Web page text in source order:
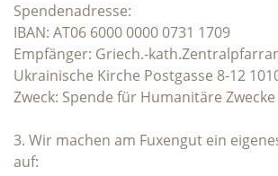
Spendenadresse:
IBAN: AT06 6000 0000 0731 1709
Empfänger: Griech.-
Ukrainische Kirche Postgasse 8-12
Zweck: Spende für Humanitäre
3. Wir machen am Fuxengut ein
auf: